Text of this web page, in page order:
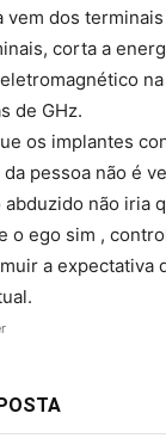
vem dos
corta a
de GHz.
os implantes
pessoa não é
abduzido não iria
o ego sim ,
a expectativa